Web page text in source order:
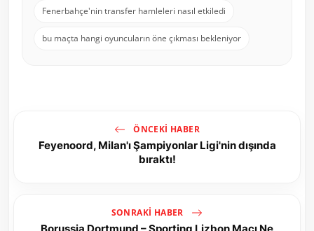
Fenerbahçe'nin transfer hamleleri nasıl etkiledi
bu maçta hangi oyuncuların öne çıkması bekleniyor
ÖNCEKI HABER
Feyenoord, Milan'ı Şampiyonlar Ligi'nin dışında
bıraktı!
SONRAKI HABER